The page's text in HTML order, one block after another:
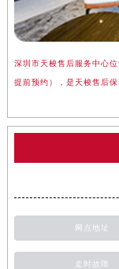
深圳市天梭售后服务中心
提前预约），是天梭售后
网点地址
走时故障